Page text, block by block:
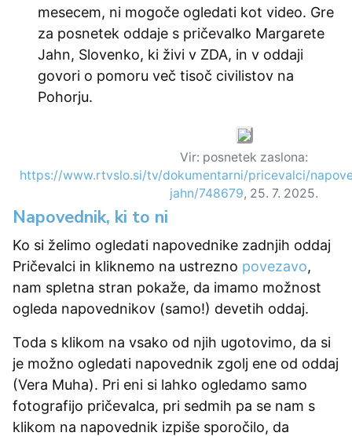
mesecem, ni mogoče ogledati kot video. Gre
za posnetek oddaje s pričevalko Margarete
Jahn, Slovenko, ki živi v ZDA, in v oddaji
govori o pomoru več tisoč civilistov na
Pohorju.
Vir: posnetek zaslona:
https://www.rtvslo.si/tv/dokumentarni/pricevalci/
jahn/748679, 25. 7. 2025.
Napovednik, ki to ni
Ko si želimo ogledati napovednike zadnjih oddaj
Pričevalci in kliknemo na ustrezno povezavo,
nam spletna stran pokaže, da imamo možnost
ogleda napovednikov (samo!) devetih oddaj.
Toda s klikom na vsako od njih ugotovimo, da si
je možno ogledati napovednik zgolj ene od oddaj
(Vera Muha). Pri eni si lahko ogledamo samo
fotografijo pričevalca, pri sedmih pa se nam s
klikom na napovednik izpiše sporočilo, da